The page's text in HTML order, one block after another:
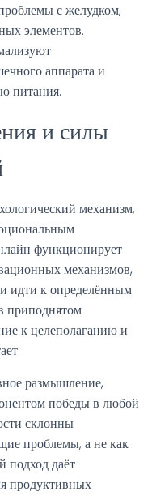
с желудком,
элементов.
аппарата и
питания.
и силы
механизм,
функционирует
механизмов,
идти к определённым
приподнятом
к целеполаганию и
размышление,
победы в любой
склонны
проблемы, а не как
даёт
продуктивных